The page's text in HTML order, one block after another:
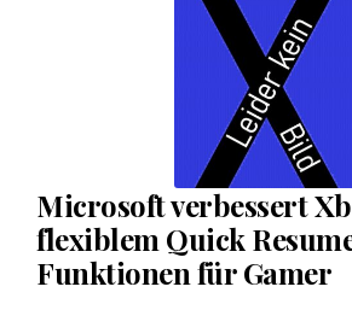
Microsoft verbessert
flexiblem Quick
Funktionen für Gamer